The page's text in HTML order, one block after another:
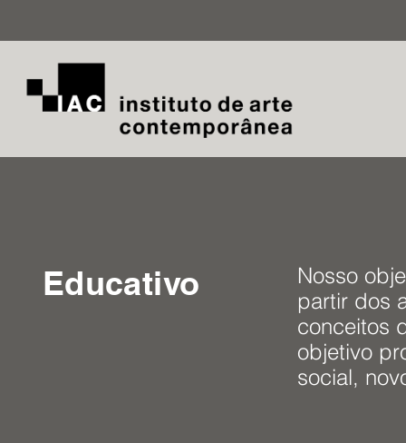
Educativo
Nosso
partir dos
conceitos
objetivo
social,